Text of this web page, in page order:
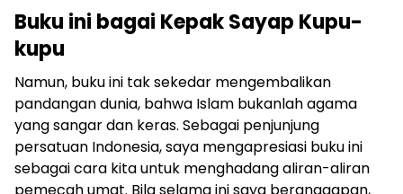
Buku ini bagai Kepak Sayap Kupu-
kupu
Namun, buku ini tak sekedar mengembalikan
pandangan dunia, bahwa Islam bukanlah agama
yang sangar dan keras. Sebagai penjunjung
persatuan Indonesia, saya mengapresiasi buku ini
sebagai cara kita untuk menghadang aliran-aliran